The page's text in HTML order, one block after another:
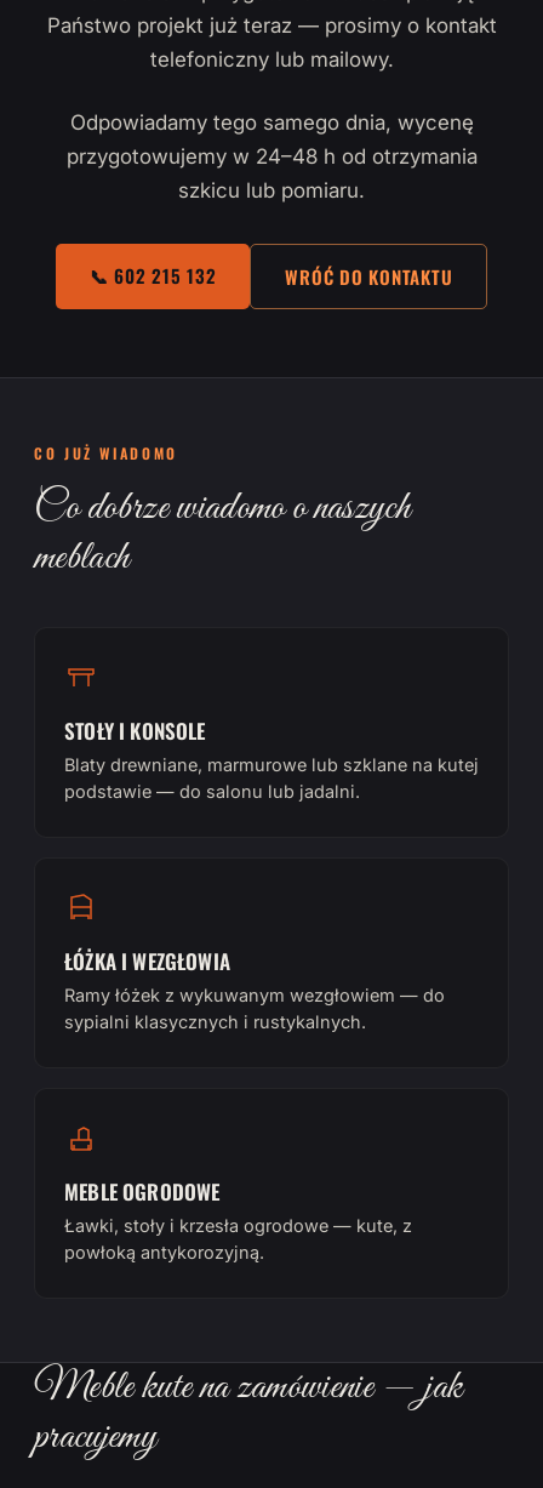
Państwo projekt już teraz — prosimy o kontakt
telefoniczny lub mailowy.
Odpowiadamy tego samego dnia, wycenę
przygotowujemy w 24–48 h od otrzymania
szkicu lub pomiaru.
📞 602 215 132 WRÓĆ DO KONTAKTU
CO JUŻ WIADOMO
Co dobrze wiadomo o naszych
meblach
STOŁY I KONSOLE
Blaty drewniane, marmurowe lub szklane na kutej
podstawie — do salonu lub jadalni.
ŁÓŻKA I WEZGŁOWIA
Ramy łóżek z wykuwanym wezgłowiem — do
sypialni klasycznych i rustykalnych.
MEBLE OGRODOWE
Ławki, stoły i krzesła ogrodowe — kute, z
powłoką antykorozyjną.
Meble kute na zamówienie — jak
pracujemy